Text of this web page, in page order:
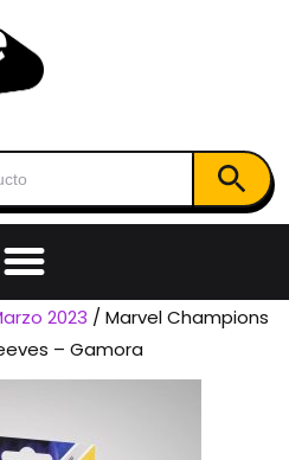
Botón de
2023 / Marvel Champions
– Gamora